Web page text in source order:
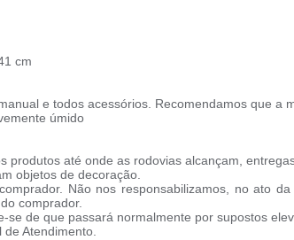
cm
e todos acessórios. Recomendamos que a
úmido
produtos até onde as rodovias alcançam,
objetos de decoração.
Não nos responsabilizamos, no ato
comprador.
de que passará normalmente por supostos
Atendimento.